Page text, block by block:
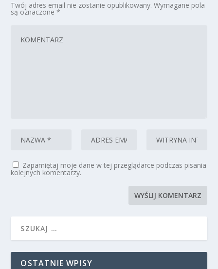
Twój adres email nie zostanie opublikowany. Wymagane pola
są oznaczone*
Zapamiętaj moje dane w tej przeglądarce podczas pisania
kolejnych komentarzy.
OSTATNIE WPISY